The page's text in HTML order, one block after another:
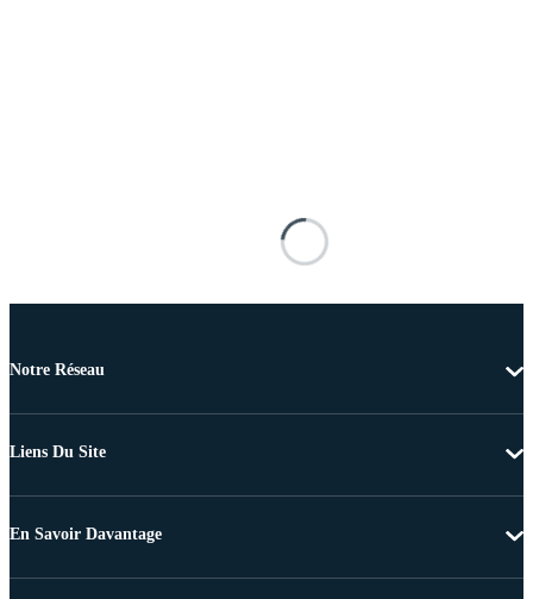
Notre Réseau
Liens Du Site
En Savoir Davantage